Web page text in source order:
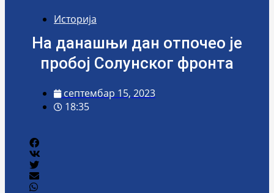
Историја
На данашњи дан отпочео је
пробој Солунског фронта
септембар 15, 2023
18:35